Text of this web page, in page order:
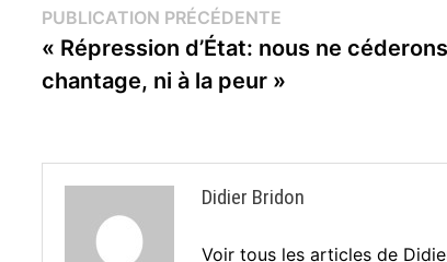
Navigation
de
l’article
PUBLICATION PRÉCÉDENTE
précédente :
« Répression d’État: nous ne
chantage, ni à la peur »
Didier Bridon
Voir tous les articles de